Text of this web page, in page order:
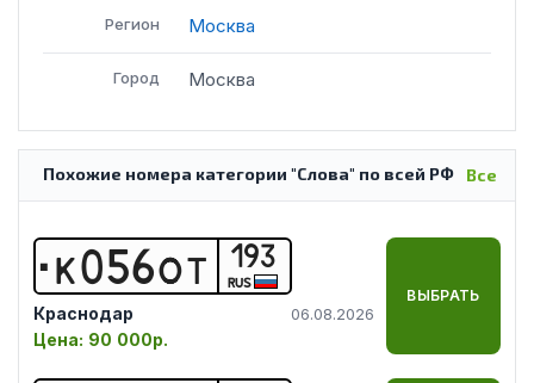
Регион Москва
Город Москва
Все
Похожие номера категории "Слова" по всей РФ
К056ОТ 193
RUS
Краснодар 06.08.2026
Цена: 90 000р.
ВЫБРАТЬ